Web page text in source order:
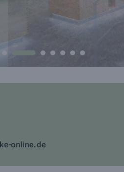
online.de